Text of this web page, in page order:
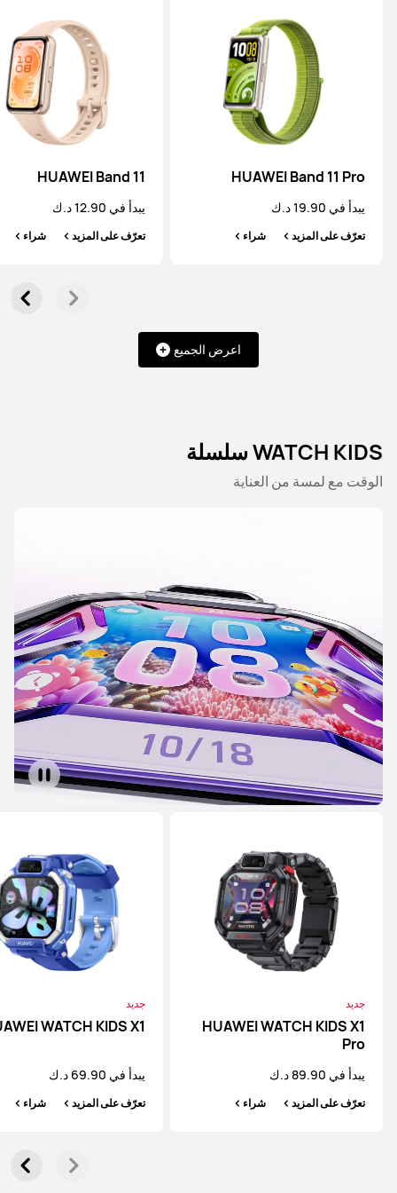
HUAWEI Band 11 Pro
يبدأ في 19.90 د.ك
تعرّف على المزيد شراء
HUAWEI Band 11
يبدأ في 12.90 د.ك
تعرّف على المزيد شراء
اعرض الجميع
WATCH KIDS سلسلة
الوقت مع لمسة من العناية
جديد
HUAWEI WATCH KIDS X1
Pro
يبدأ في 89.90 د.ك
تعرّف على المزيد شراء
جديد
WATCH KIDS X1
يبدأ في 69.90 د.ك
تعرّف على المزيد شراء
HUAWEI WATCH FIT 5 Pro
74.90 د.ك
شراء
HUAWEI WATCH FIT 5
تعرّف على المزيد
HUAWEI WATCH FIT 4
تعرّف على المزيد شراء
WATCH D سلسلة
HUAWEI WATCH D2
شراء
Band سلسلة